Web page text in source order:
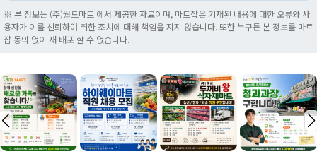
※ 본 정보는 (주)월드마트 에서 제공한 자료이며, 마트잡은 기재된 내용에 대한 오류와 사
용자가 이를 신뢰하여 취한 조치에 대해 책임을 지지 않습니다. 또한 누구든 본 정보를 마트
잡 동의 없이 재 배포 할 수 없습니다.